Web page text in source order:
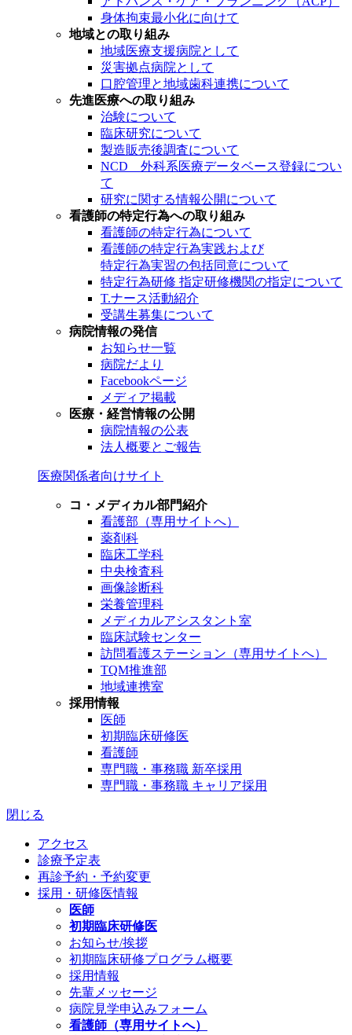
身体拘束最小化に向けて
地域との取り組み
地域医療支援病院として
災害拠点病院として
口腔管理と地域歯科連携について
先進医療への取り組み
治験について
臨床研究について
製造販売後調査について
NCD 外科系医療データベース登録につい
て
研究に関する情報公開について
看護師の特定行為への取り組み
看護師の特定行為について
看護師の特定行為実践および
特定行為実習の包括同意について
特定行為研修 指定研修機関の指定について
T.ナース活動紹介
受講生募集について
病院情報の発信
お知らせ一覧
病院だより
Facebookページ
メディア掲載
医療・経営情報の公開
病院情報の公表
法人概要とご報告
医療関係者向けサイト
コ・メディカル部門紹介
看護部（専用サイトへ）
薬剤科
臨床工学科
中央検査科
画像診断科
栄養管理科
メディカルアシスタント室
臨床試験センター
訪問看護ステーション（専用サイトへ）
TQM推進部
地域連携室
採用情報
医師
初期臨床研修医
看護師
専門職・事務職 新卒採用
専門職・事務職 キャリア採用
閉じる
アクセス
診療予定表
再診予約・予約変更
採用・研修医情報
医師
初期臨床研修医
お知らせ/挨拶
初期臨床研修プログラム概要
採用情報
先輩メッセージ
病院見学申込みフォーム
看護師（専用サイトへ）